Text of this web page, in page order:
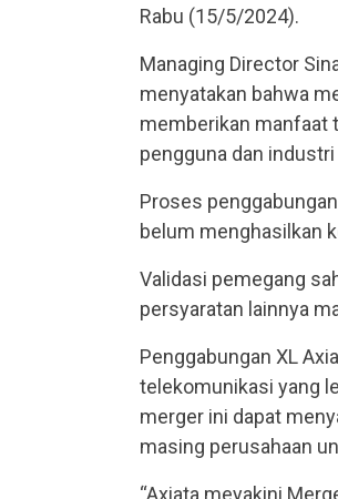
Rabu (15/5/2024).
Managing Director
menyatakan bahwa
memberikan manfaat
pengguna dan
Proses
belum menghasilkan
Validasi pemegang
persyaratan lainnya
Penggabungan XL
telekomunikasi yang
merger ini dapat
masing perusahaan
“Axiata meyakini